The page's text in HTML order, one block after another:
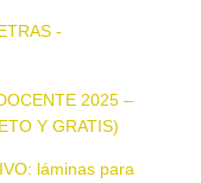
-
2025 –
Y GRATIS)
láminas para